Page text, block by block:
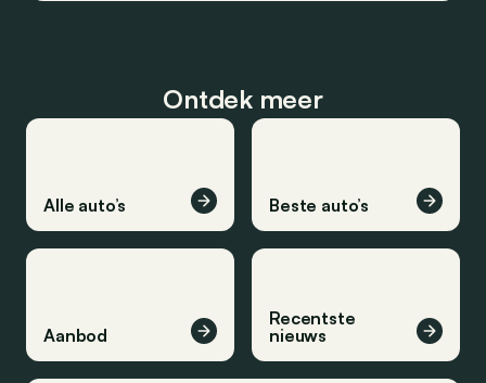
Ontdek meer
Alle auto’s Beste auto’s
Aanbod
Recentste
nieuws